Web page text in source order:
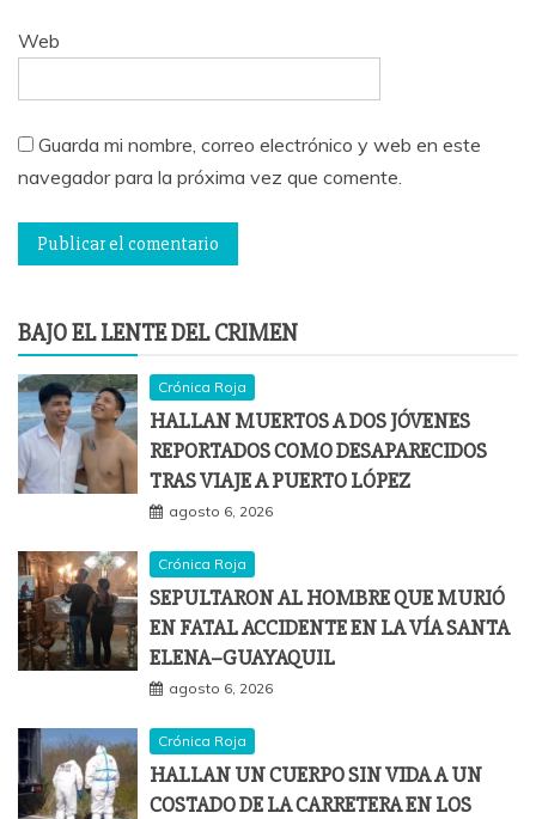
Web
Guarda mi nombre, correo electrónico y web en este
navegador para la próxima vez que comente.
BAJO EL LENTE DEL CRIMEN
Crónica Roja
HALLAN MUERTOS A DOS JÓVENES
REPORTADOS COMO DESAPARECIDOS
TRAS VIAJE A PUERTO LÓPEZ
agosto 6, 2026
Crónica Roja
SEPULTARON AL HOMBRE QUE MURIÓ
EN FATAL ACCIDENTE EN LA VÍA SANTA
ELENA–GUAYAQUIL
agosto 6, 2026
Crónica Roja
HALLAN UN CUERPO SIN VIDA A UN
COSTADO DE LA CARRETERA EN LOS